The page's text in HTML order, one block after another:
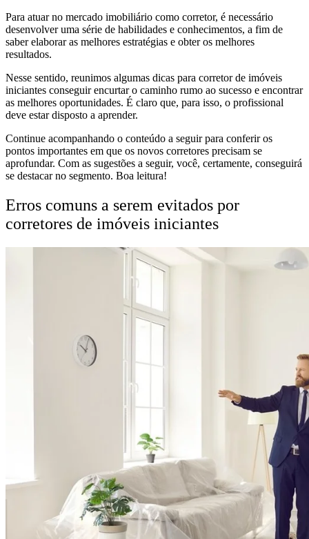
Para atuar no mercado imobiliário como corretor, é necessário
desenvolver uma série de habilidades e conhecimentos, a fim de
saber elaborar as melhores estratégias e obter os melhores
resultados.
Nesse sentido, reunimos algumas dicas para corretor de imóveis
iniciantes conseguir encurtar o caminho rumo ao sucesso e encontrar
as melhores oportunidades. É claro que, para isso, o profissional
deve estar disposto a aprender.
Continue acompanhando o conteúdo a seguir para conferir os
pontos importantes em que os novos corretores precisam se
aprofundar. Com as sugestões a seguir, você, certamente, conseguirá
se destacar no segmento. Boa leitura!
Erros comuns a serem evitados por
corretores de imóveis iniciantes